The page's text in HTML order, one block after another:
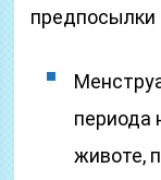
предпосылки
периода
животе,